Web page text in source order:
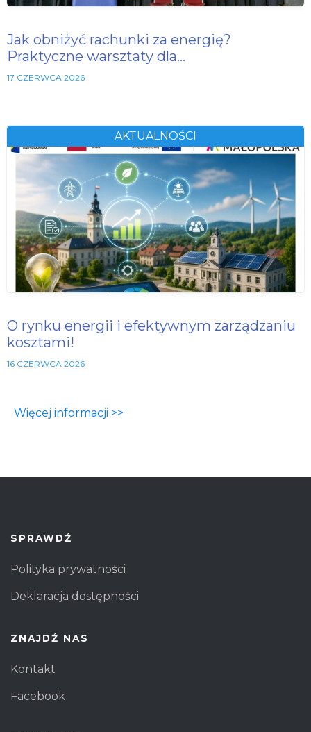
Jak obniżyć rachunki za energię?
Praktyczne warsztaty dla…
17 CZERWCA 2026
AKTUALNOŚCI
O rynku energii i efektywnym zarządzaniu
kosztami!
16 CZERWCA 2026
Więcej informacji >>
SPRAWDŹ
Polityka prywatności
Deklaracja dostępności
ZNAJDŹ NAS
Kontakt
Facebook